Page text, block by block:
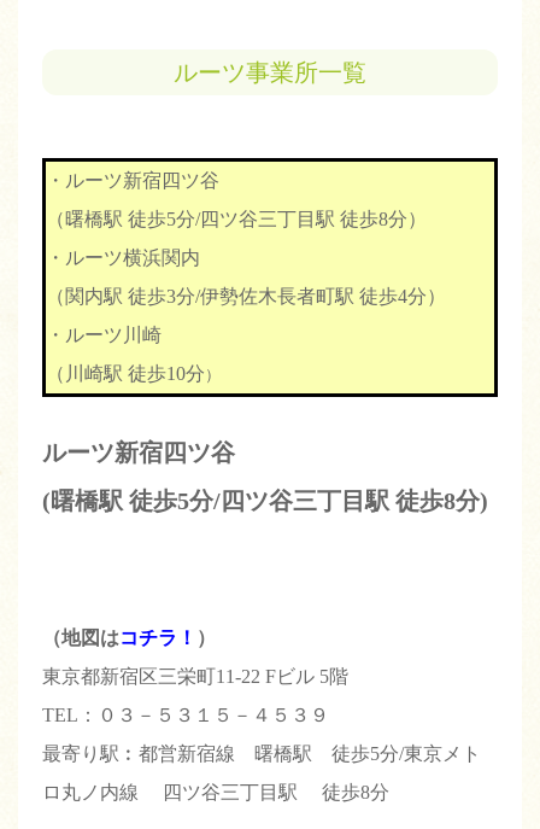
ルーツ事業所一覧
・ルーツ新宿四ツ谷
（曙橋駅 徒歩5分/四ツ谷三丁目駅 徒歩8分）
・ルーツ横浜関内
（関内駅 徒歩3分/伊勢佐木長者町駅 徒歩4分）
・ルーツ川崎
（川崎駅 徒歩10分 ）
ルーツ新宿四ツ谷
(曙橋駅 徒歩5分/四ツ谷三丁目駅 徒歩8分)
（地図はコチラ！ ）
東京都新宿区三栄町11-22 Fビル 5階
TEL：０３－５３１５－４５３９
最寄り駅︰都営新宿線 曙橋駅 徒歩5分/東京メト
ロ丸ノ内線 四ツ谷三丁目駅 徒歩8分